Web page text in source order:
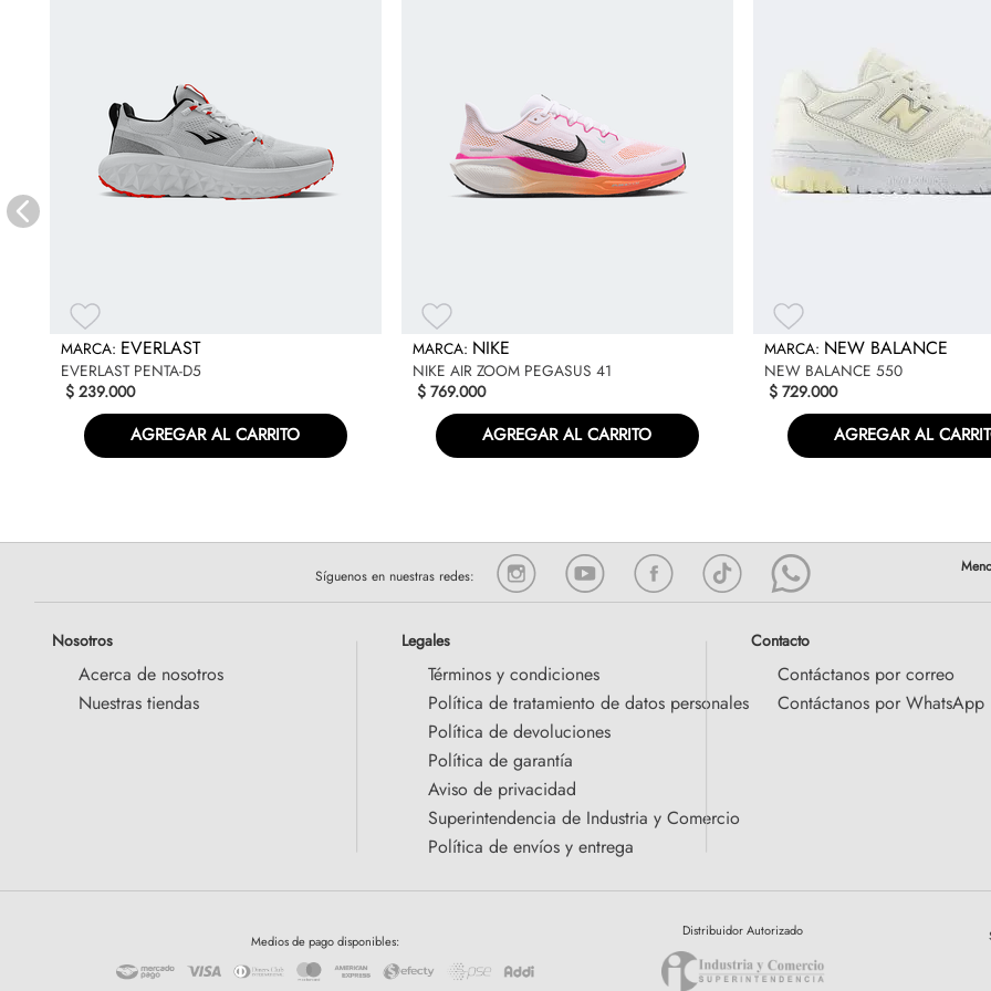
capa de goma esponjosa para
Especificaciones
EVERLAST
EVERLAST PENTA-D5
$ 239.000
AGREGAR AL CARRITO
NIKE
NIKE AIR ZOOM PEGASUS 41
$ 769.000
AGREGAR AL CARRITO
NEW BALANCE
NEW BALANCE 550
$ 729.000
AGREGAR AL
Síguenos en nuestras redes:
Nosotros
Acerca de nosotros
Nuestras tiendas
Legales
Términos y condiciones
Política de tratamiento de datos personales
Política de devoluciones
Política de garantía
Aviso de privacidad
Superintendencia de Industria y Comercio
Política de envíos y entrega
Contacto
Contáctanos por correo
Contáctanos por WhatsApp
Medios de pago disponibles:
Distribuidor Autorizado